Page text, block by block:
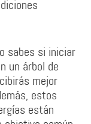
sabes si iniciar
un árbol de
mejor
estos
están